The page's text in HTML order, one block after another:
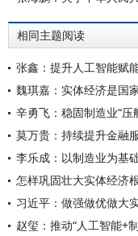
相同主题阅读
张鑫：提升人工智能赋
魏琪嘉：实体经济是国
辛勇飞：稳固制造业“压
莫万贵：持续提升金融
李乐成：以制造业为基
怎样巩固壮大实体经济
习近平：做强做优做大
赵玺：推动“人工智能+